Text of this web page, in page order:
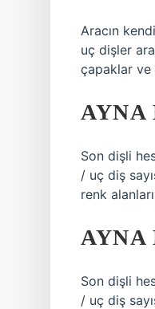
Aracın
uç dişler
çapaklar ve
Son dişli
/ uç diş
renk
Son dişli
/ uç diş